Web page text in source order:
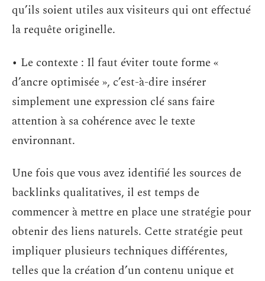
qu’ils soient utiles aux visiteurs qui ont effectué
la requête originelle.
• Le contexte : Il faut éviter toute forme «
d’ancre optimisée », c’est-à-dire insérer
simplement une expression clé sans faire
attention à sa cohérence avec le texte
environnant.
Une fois que vous avez identifié les sources de
backlinks qualitatives, il est temps de
commencer à mettre en place une stratégie pour
obtenir des liens naturels. Cette stratégie peut
impliquer plusieurs techniques différentes,
telles que la création d’un contenu unique et